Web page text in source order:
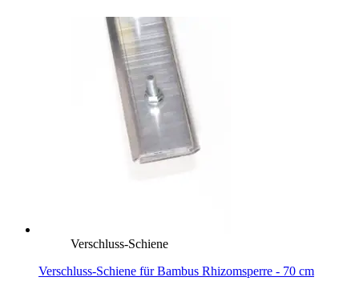
Verschluss-Schiene
Verschluss-Schiene für Bambus Rhizomsperre - 70 cm